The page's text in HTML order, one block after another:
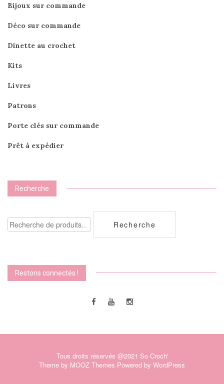
Bijoux sur commande
Déco sur commande
Dinette au crochet
Kits
Livres
Patrons
Porte clés sur commande
Prêt à expédier
Recherche
Recherche
pour :
Recherche
Restons connectés !
Tous droits réservés @2021 So Croch'
Theme by MOOZ Themes Powered by WordPress